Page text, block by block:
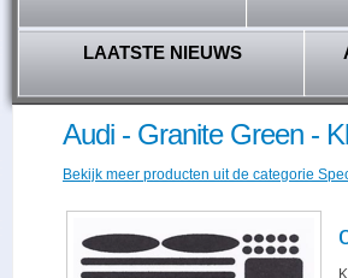
LAATSTE NIEUWS
Audi - Granite Green -
Bekijk meer producten uit de categorie